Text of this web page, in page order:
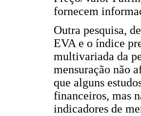
fornecem
Outra pesquisa,
EVA e o índice
multivariada da
mensuração não
que alguns
financeiros, mas
indicadores de